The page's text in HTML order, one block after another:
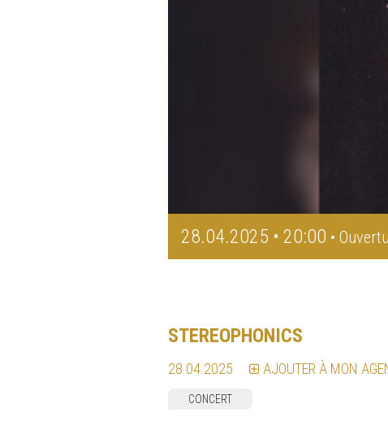
28.04.2025 • 20:00 •
STEREOPHONICS
28.04.2025 AJOUTER À MON
CONCERT